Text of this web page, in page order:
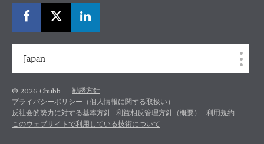
Japan
© 2026 Chubb
勧誘方針
プライバシーポリシー（個人情報に関する取扱い）
反社会的勢力に対する基本方針
利益相反管理方針（概要）
利用規約
このウェブサイトで利用している技術について